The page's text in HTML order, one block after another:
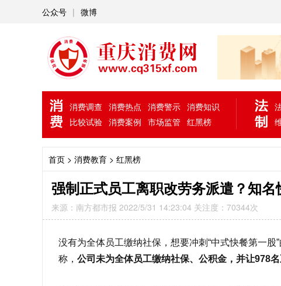
公众号 | 微博
消费调查 消费热点 消费警示 消费知识
比较试验 消费案例 市场监管 红黑榜
首页 > 消费教育 > 红黑榜
强制正式员工离职改劳务派遣？知名
来源：南方都市报 2022/5/31 14:23:04 关注度：70344次
没有为全体员工缴纳社保，想要冲刺“中式快餐第一股
称， 公司 未为全体员工缴纳社保、公积金，并让978